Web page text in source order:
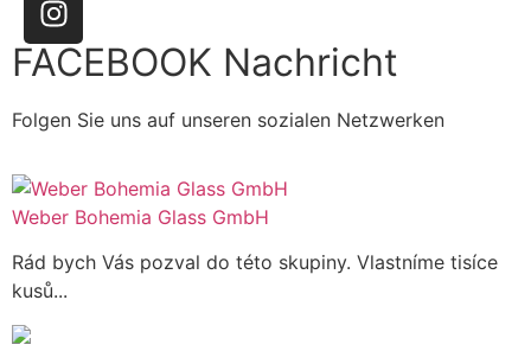
FACEBOOK Nachricht
Folgen Sie uns auf unseren sozialen Netzwerken
Weber Bohemia Glass GmbH
Rád bych Vás pozval do této skupiny. Vlastníme tisíce
kusů...